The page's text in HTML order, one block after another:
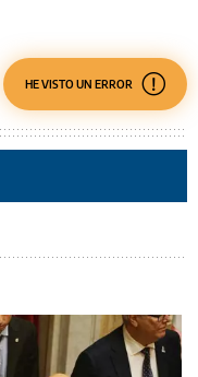
HE VISTO UN ERROR